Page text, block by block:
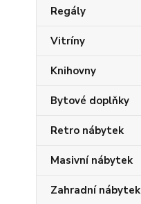
Regály
Vitríny
Knihovny
Bytové doplňky
Retro nábytek
Masivní nábytek
Zahradní nábytek